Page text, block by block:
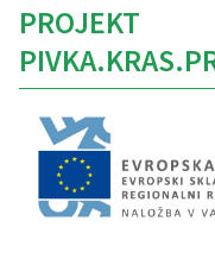
PROJEKT